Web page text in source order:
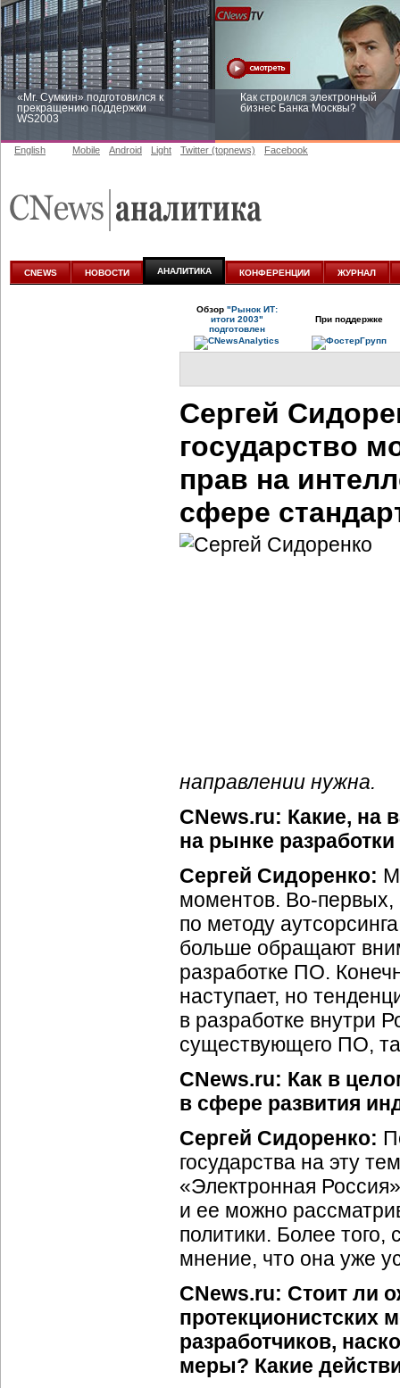
«Mr. Сумкин» подготовился к
прекращению поддержки
WS2003
Как строился электронный
бизнес Банка Москвы?
аналитике
English Mobile Android Light Twitter (topnews) Facebook
CNEWS НОВОСТИ АНАЛИТИКА КОНФЕРЕНЦИИ ЖУРНАЛ
Обзор "Рынок ИТ:
итоги 2003"
подготовлен
При поддержке
Сергей
государство
прав на
сфере
направлении нужна.
CNews.ru: Какие, на
на рынке
Сергей Сидоренко:
моментов. Во-первых,
по методу
больше обращают
разработке ПО.
наступает, но
в разработке внутри
существующего ПО,
CNews.ru: Как в
в сфере развития
Сергей Сидоренко:
государства на эту
«Электронная
и ее можно
политики. Более
мнение, что она уже
CNews.ru: Стоит ли
протекционистских
разработчиков,
меры? Какие